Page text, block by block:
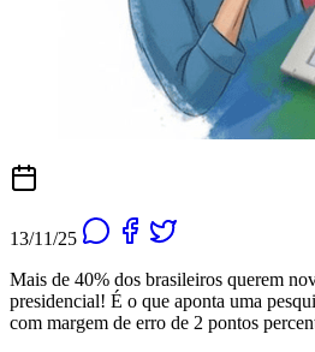
13/11/25
Mais de 40% dos brasileiros querem
presidencial! É o que aponta uma
com margem de erro de 2 pontos